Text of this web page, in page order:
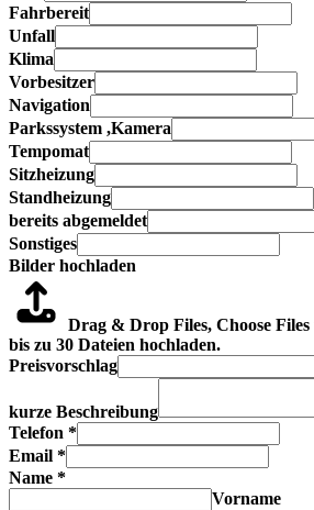
Fahrbereit
Unfall
Klima
Vorbesitzer
Navigation
Parkssystem ,Kamera
Tempomat
Sitzheizung
Standheizung
bereits abgemeldet
Sonstiges
Bilder hochladen
Drag & Drop Files, Choose
bis zu 30 Dateien hochladen.
Preisvorschlag
kurze Beschreibung
Telefon *
Email *
Name *
Vorname